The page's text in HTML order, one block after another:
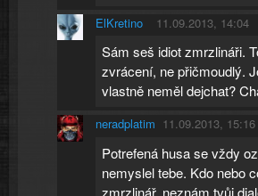
ElKretino 11.09.2013, 14:04
Sám seš idiot zmrzlináři.
zvrácení, ne přičmoudlý.
vlastně neměl dejchat?
neradplatim 11.09.2013, 15:16
Potrefená husa se vždy
nemyslel tebe. Kdo nebo
zmrzlinář, neznám tvůj